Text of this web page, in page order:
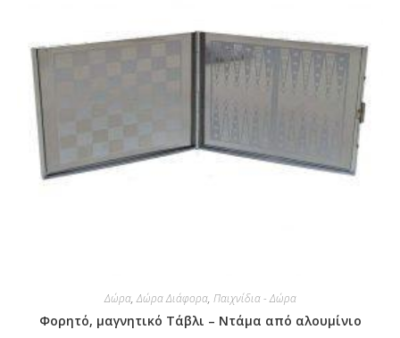
Δώρα,Δώρα Διάφορα, Παιχνίδια - Δώρα
Φορητό, μαγνητικό Τάβλι – Ντάμα από αλουμίνιο